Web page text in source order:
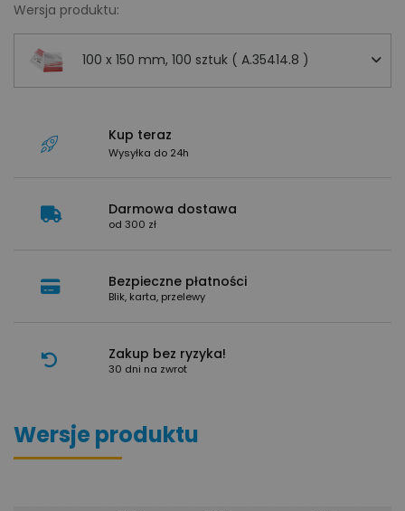
Wersja produktu:
100 x 150 mm, 100 sztuk ( A.35414.8 )
Kup teraz
Wysyłka do 24h
Darmowa dostawa
od 300 zł
Bezpieczne płatności
Blik, karta, przelewy
Zakup bez ryzyka!
30 dni na zwrot
Wersje produktu